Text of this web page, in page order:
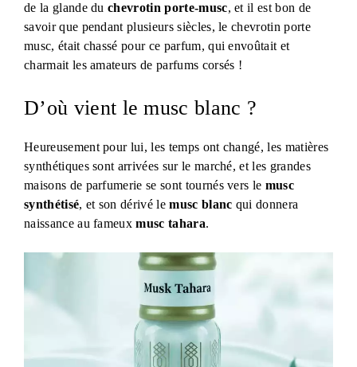
de la glande duchevrotin porte-musc, et il est bon de
savoir que pendant plusieurs siècles, le chevrotin porte
musc, était chassé pour ce parfum, qui envoûtait et
charmait les amateurs de parfums corsés !
D’où vient le musc blanc ?
Heureusement pour lui, les temps ont changé, les matières
synthétiques sont arrivées sur le marché, et les grandes
maisons de parfumerie se sont tournés vers le musc
synthétisé, et son dérivé lemusc blanc qui donnera
naissance au fameuxmusc tahara.